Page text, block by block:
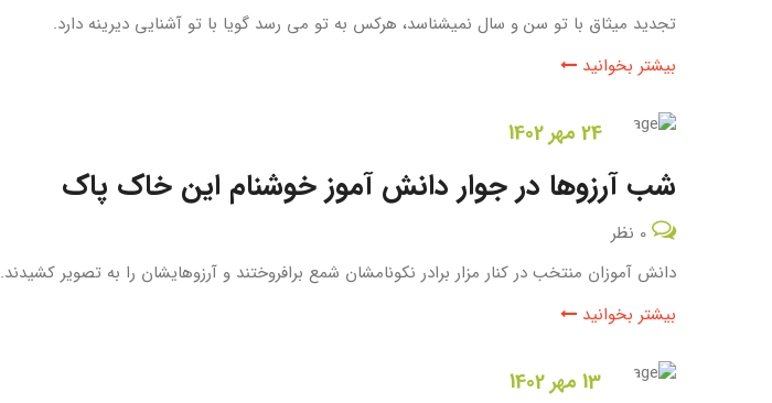
تجدید میثاق با تو سن و سال نمیشناسد، هرکس به تو می رسد گویا با تو آشنایی دیرینه دارد.
بیشتر بخوانید
24 مهر 1402
شب آرزوها در جوار دانش آموز خوشنام این خاک پاک
0 نظر
دانش آموزان منتخب در کنار مزار برادر نکونامشان شمع برافروختند و آرزوهایشان را به تصویر کشیدند.
بیشتر بخوانید
13 مهر 1402